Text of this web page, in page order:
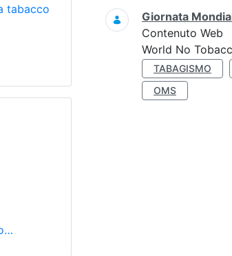
tabacco
Giornata
Contenuto Web
World No
TABAGISMO
OMS